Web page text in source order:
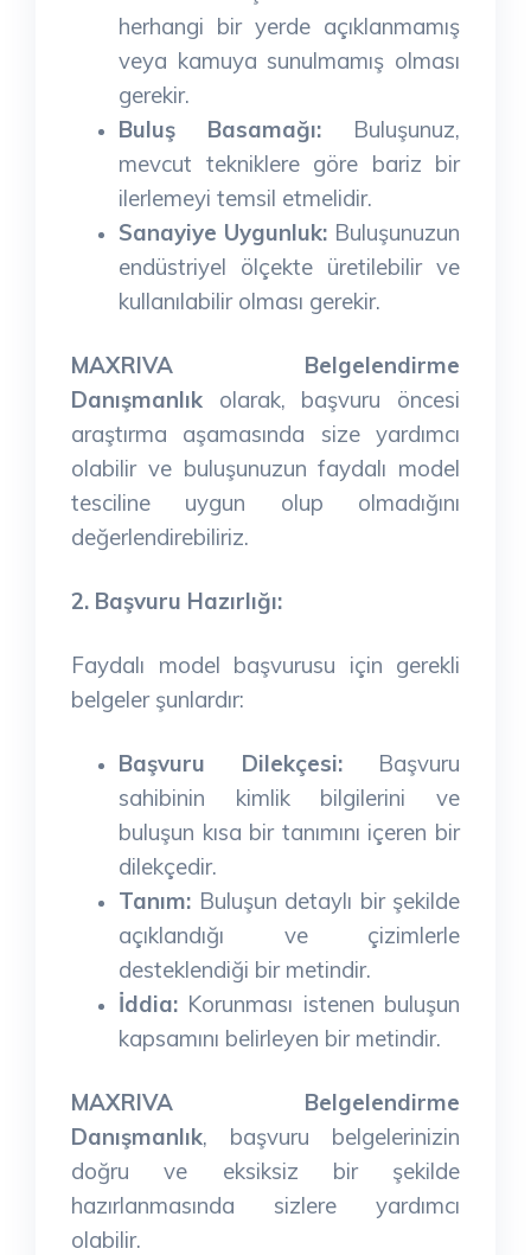
herhangi bir yerde açıklanmamış
veya kamuya sunulmamış olması
gerekir.
Buluş Basamağı: Buluşunuz,
mevcut tekniklere göre bariz bir
ilerlemeyi temsil etmelidir.
Sanayiye Uygunluk: Buluşunuzun
endüstriyel ölçekte üretilebilir ve
kullanılabilir olması gerekir.
MAXRIVA Belgelendirme
Danışmanlık olarak, başvuru öncesi
araştırma aşamasında size yardımcı
olabilir ve buluşunuzun faydalı model
tesciline uygun olup olmadığını
değerlendirebiliriz.
2. Başvuru Hazırlığı:
Faydalı model başvurusu için gerekli
belgeler şunlardır:
Başvuru Dilekçesi:Başvuru
sahibinin kimlik bilgilerini ve
buluşun kısa bir tanımını içeren bir
dilekçedir.
Tanım: Buluşun detaylı bir şekilde
açıklandığı ve çizimlerle
desteklendiği bir metindir.
İddia: Korunması istenen buluşun
kapsamını belirleyen bir metindir.
MAXRIVA Belgelendirme
Danışmanlık, başvuru belgelerinizin
doğru ve eksiksiz bir şekilde
hazırlanmasında sizlere yardımcı
olabilir.